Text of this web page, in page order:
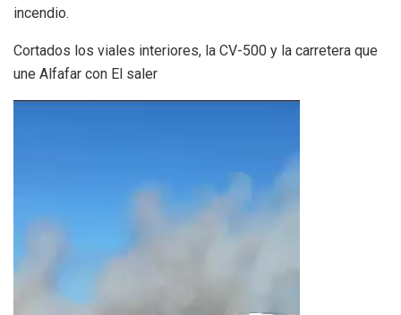
incendio.
Cortados los viales interiores, la CV-500 y la carretera que
une Alfafar con El saler